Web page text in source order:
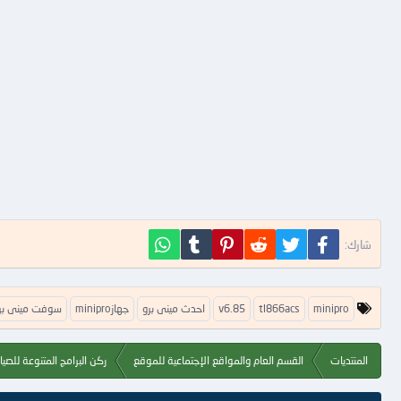
شارك: فيسبوك تويتر Reddit
Pinterest
Tumblr
ا
ل
م
minipro
tl866acs
v6.85 احدث مينى برو جهازminipro سوفت مينى
المنتديات القسم العام والمواقع الإجتماعية للموقع ركن البرامج المتنوعة